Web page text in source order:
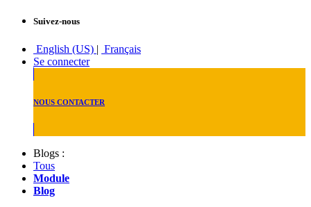
Suivez-nous
English (US) | Français
Se connecter
NOUS CONTACTER
Blogs :
Tous
Module
Blog